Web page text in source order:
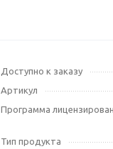
Доступно к заказу
Артикул
Программа
Тип продукта